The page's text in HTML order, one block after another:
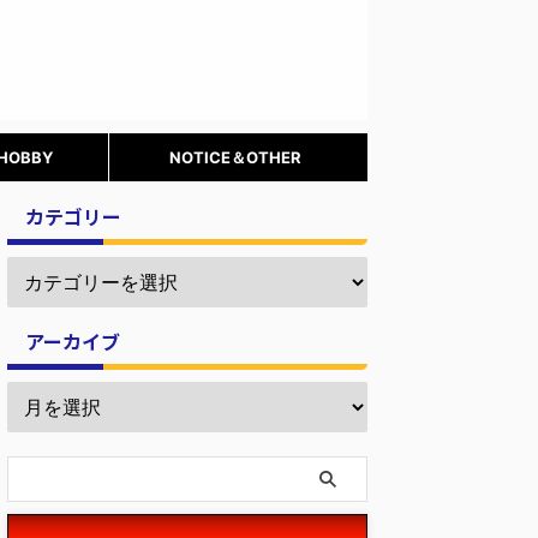
NOTICE＆OTHER
カテゴリー
アーカイブ